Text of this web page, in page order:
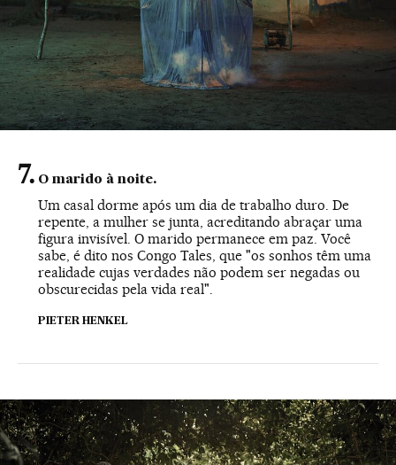
O marido à noite.
Um casal dorme após um dia de trabalho duro. De
repente, a mulher se junta, acreditando abraçar uma
figura invisível. O marido permanece em paz. Você
sabe, é dito nos Congo Tales, que "os sonhos têm uma
realidade cujas verdades não podem ser negadas ou
obscurecidas pela vida real".
PIETER HENKEL